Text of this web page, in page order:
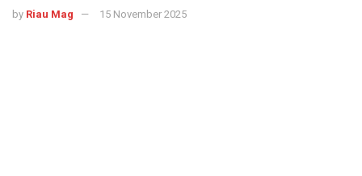
by Riau Mag 15 November 2025